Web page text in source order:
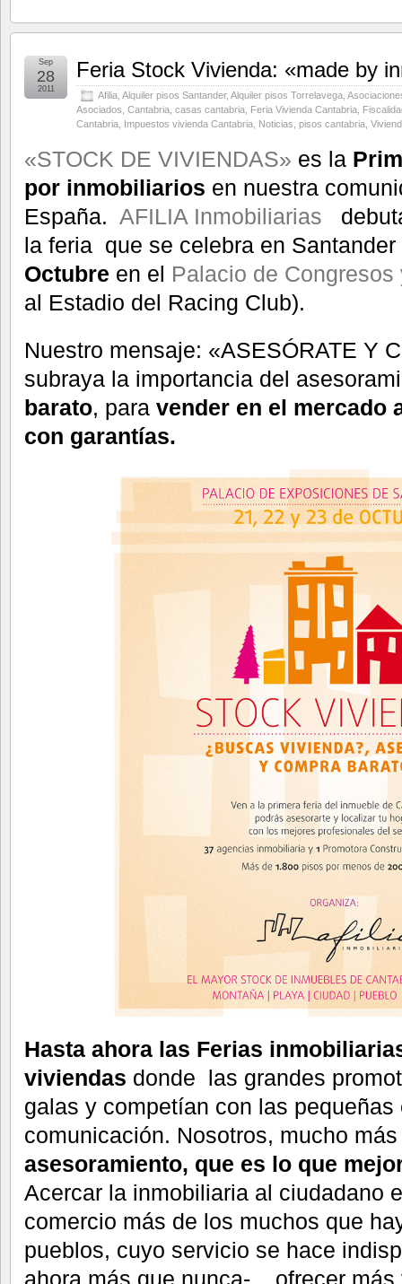
Feria Stock Vivienda: «made by
Afilia Alquiler pisos Santander, Alquiler pisos Torrelavega
Asociados Cantabria casas cantabria Feria Vivienda Cantabria
Cantabria Impuestos vivienda Cantabria Noticias pisos cantabria
Sep
28
2011
«STOCK DE VIVIENDAS» es la
por inmobiliarios en nuestra
España. AFILIA Inmobiliarias
la feria que se celebra en Santander
Octubre en el Palacio de
al Estadio del Racing Club).
Nuestro mensaje: «ASESÓRATE Y
subraya la importancia del
barato, para vender en el mercado
con garantías.
Hasta ahora las Ferias
viviendas donde las grandes
galas y competían con las
comunicación. Nosotros, mucho
asesoramiento, que es lo que
Acercar la inmobiliaria al ciudadano
comercio más de los muchos que
pueblos, cuyo servicio se hace